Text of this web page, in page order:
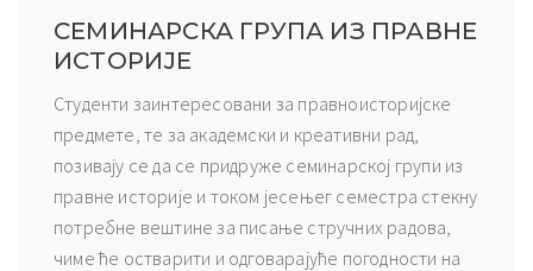
СЕМИНАРСКА ГРУПА ИЗ ПРАВНЕ
ИСТОРИЈЕ
Студенти заинтересовани за правноисторијске
предмете, те за академски и креативни рад,
позивају се да се придруже семинарској групи из
правне историје и током јесењег семестра стекну
потребне вештине за писање стручних радова,
чиме ће остварити и одговарајуће погодности на